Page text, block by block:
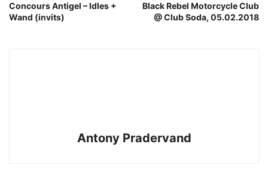
Concours Antigel – Idles +
Wand (invits)
Black Rebel Motorcycle Club
@ Club Soda, 05.02.2018
Antony Pradervand